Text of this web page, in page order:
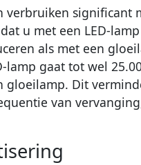
verbruiken significant
u met een LED-
als met een
lamp gaat tot wel
gloeilamp. Dit
van